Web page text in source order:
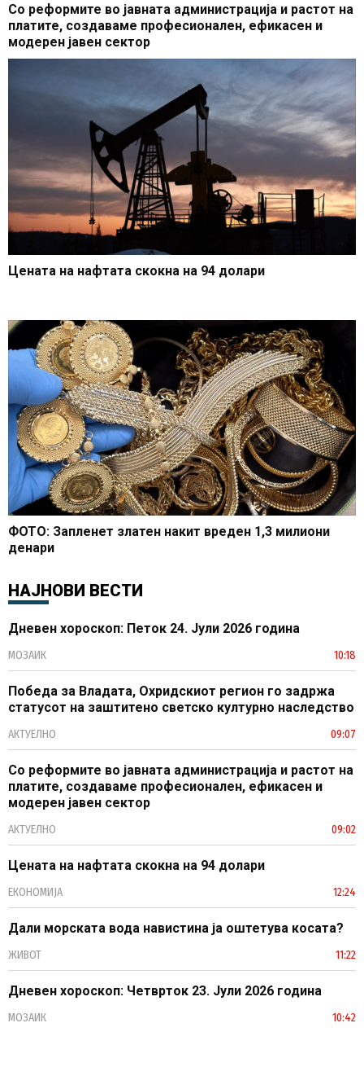
Со реформите во јавната администрација и растот на
платите, создаваме професионален, ефикасен и
модерен јавен сектор
Цената на нафтата скокна на 94 долари
ФОТО: Запленет златен накит вреден 1,3 милиони
денари
НАЈНОВИ ВЕСТИ
Дневен хороскоп: Петок 24. Јули 2026 година
МОЗАИК 10:18
Победа за Владата, Охридскиот регион го задржа
статусот на заштитено светско културно наследство
АКТУЕЛНО 09:07
Со реформите во јавната администрација и растот на
платите, создаваме професионален, ефикасен и
модерен јавен сектор
АКТУЕЛНО 09:02
Цената на нафтата скокна на 94 долари
ЕКОНОМИЈА 12:24
Дали морската вода навистина ја оштетува косата?
ЖИВОТ 11:22
Дневен хороскоп: Четврток 23. Јули 2026 година
МОЗАИК 10:42